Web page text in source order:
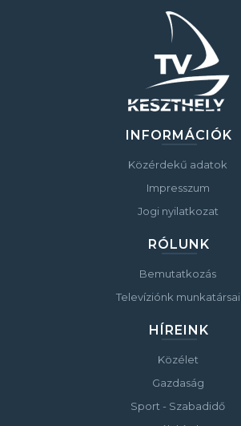
INFORMÁCIÓK
Közérdekű adatok
Impresszum
Jogi nyilatkozat
RÓLUNK
Bemutatkozás
Televíziónk munkatársai
HÍREINK
Közélet
Gazdaság
Sport - Szabadidő